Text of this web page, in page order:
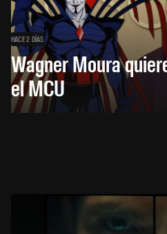
HACE 2 DÍAS
Wagner Moura
el MCU